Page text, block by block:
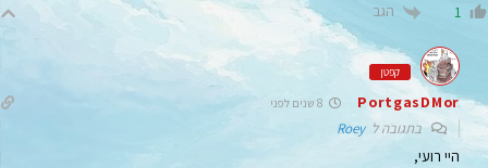
1 הגב
קפטן
PortgasDMor
בתגובה לRoey
היי רועי,